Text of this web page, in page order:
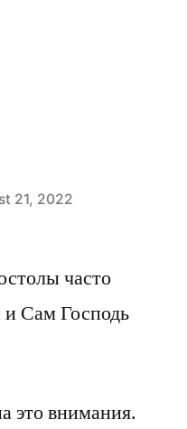
21, 2022
часто
Сам Господь
это внимания.